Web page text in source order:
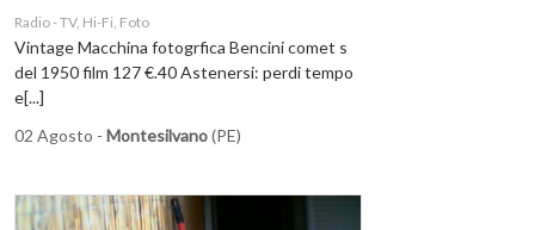
Radio - TV, Hi-Fi, Foto
Vintage Macchina fotogrfica Bencini comet s
del 1950 film 127 €.40 Astenersi: perdi tempo
e[...]
02 Agosto - Montesilvano(PE)